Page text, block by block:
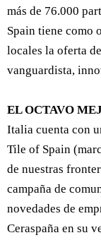
más de 76.000
Spain tiene como
locales la oferta
vanguardista,
EL OCTAVO
Italia cuenta con
Tile of Spain
de nuestras
campaña de
novedades de
Ceraspaña en su